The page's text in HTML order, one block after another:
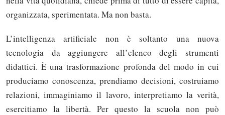
organizzata, sperimentata. Ma non basta.
L’intelligenza artificiale non è soltanto una nuova
tecnologia da aggiungere all’elenco degli strumenti
didattici. È una trasformazione profonda del modo in cui
produciamo conoscenza, prendiamo decisioni, costruiamo
relazioni, immaginiamo il lavoro, interpretiamo la verità,
esercitiamo la libertà. Per questo la scuola non può